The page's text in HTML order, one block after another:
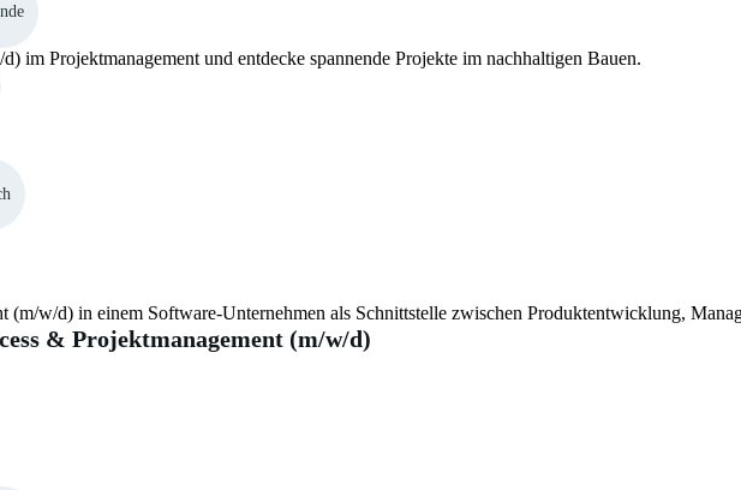
im Projektmanagement und entdecke spannende Projekte im nachhaltigen Bauen.
(m/w/d) in einem Software-Unternehmen als Schnittstelle zwischen Produktentwicklung,
& Projektmanagement (m/w/d)